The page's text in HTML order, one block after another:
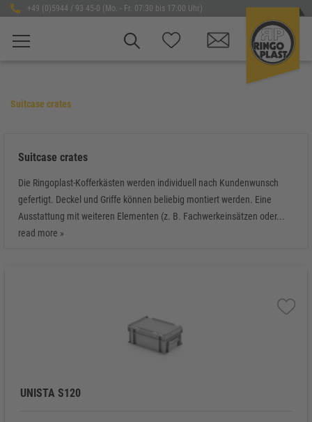
+49 (0)5944 / 93 45-0 (Mo. - Fr. 07:30 bis 17:00 Uhr)
Suitcase crates
Suitcase crates
Die Ringoplast-Kofferkästen werden individuell nach Kundenwunsch
gefertigt. Deckel und Griffe können beliebig montiert werden. Eine
Ausstattung mit weiteren Elementen (z. B. Fachwerkeinsätzen oder...
read more »
UNISTA S120